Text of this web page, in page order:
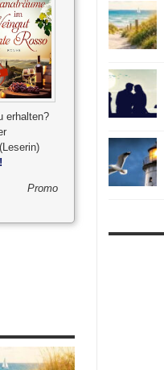
erhalten?
Promo